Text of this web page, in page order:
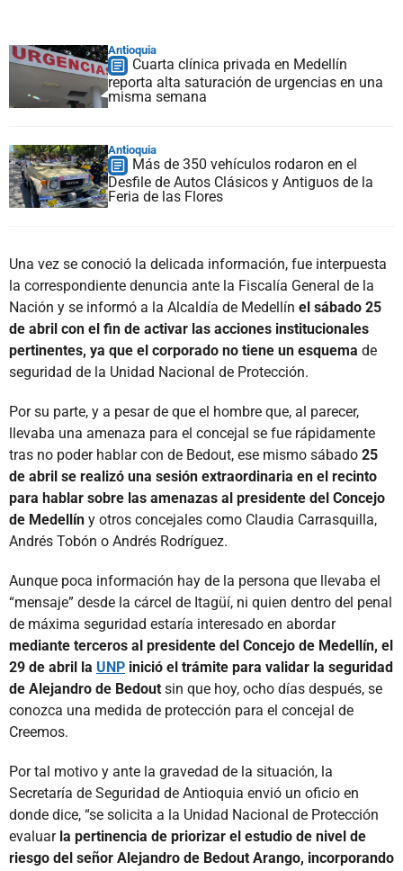
Antioquia
Cuarta clínica privada en Medellín
reporta alta saturación de urgencias en una
misma semana
Antioquia
Más de 350 vehículos rodaron en el
Desfile de Autos Clásicos y Antiguos de la
Feria de las Flores
Una vez se conoció la delicada información, fue interpuesta
la correspondiente denuncia ante la Fiscalía General de la
Nación y se informó a la Alcaldía de Medellín el sábado 25
de abril con el fin de activar las acciones institucionales
pertinentes, ya que el corporado no tiene un esquema de
seguridad de la Unidad Nacional de Protección.
Por su parte, y a pesar de que el hombre que, al parecer,
llevaba una amenaza para el concejal se fue rápidamente
tras no poder hablar con de Bedout, ese mismo sábado 25
de abril se realizó una sesión extraordinaria en el recinto
para hablar sobre las amenazas al presidente del Concejo
de Medellín y otros concejales como Claudia Carrasquilla,
Andrés Tobón o Andrés Rodríguez.
Aunque poca información hay de la persona que llevaba el
“mensaje” desde la cárcel de Itagüí, ni quien dentro del penal
de máxima seguridad estaría interesado en abordar
mediante terceros al presidente del Concejo de Medellín, el
29 de abril la UNP inició el trámite para validar la seguridad
de Alejandro de Bedout sin que hoy, ocho días después, se
conozca una medida de protección para el concejal de
Creemos.
Por tal motivo y ante la gravedad de la situación, la
Secretaría de Seguridad de Antioquia envió un oficio en
donde dice, “se solicita a la Unidad Nacional de Protección
evaluar la pertinencia de priorizar el estudio de nivel de
riesgo del señor Alejandro de Bedout Arango, incorporando